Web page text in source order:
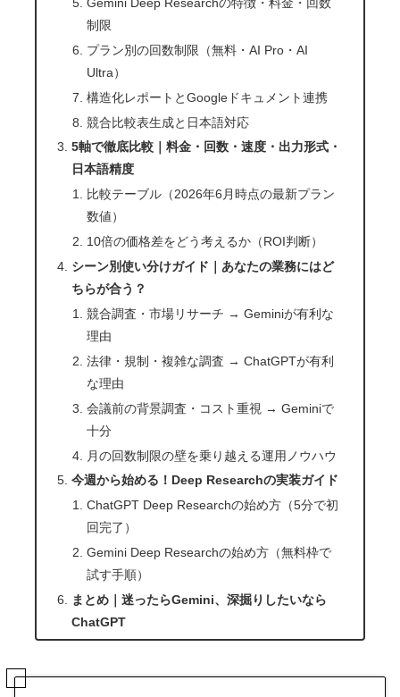
制限
プラン別の回数制限（無料・AI Pro・AI
Ultra）
構造化レポートとGoogleドキュメント連携
競合比較表生成と日本語対応
5軸で徹底比較｜料金・回数・速度・出力形式・
日本語精度
比較テーブル（2026年6月時点の最新プラン
数値）
10倍の価格差をどう考えるか（ROI判断）
シーン別使い分けガイド｜あなたの業務にはど
ちらが合う？
競合調査・市場リサーチ → Geminiが有利な
理由
法律・規制・複雑な調査 → ChatGPTが有利
な理由
会議前の背景調査・コスト重視 → Geminiで
十分
月の回数制限の壁を乗り越える運用ノウハウ
今週から始める！Deep Researchの実装ガイド
ChatGPT Deep Researchの始め方（5分で初
回完了）
Gemini Deep Researchの始め方（無料枠で
試す手順）
まとめ｜迷ったらGemini、深掘りしたいなら
ChatGPT